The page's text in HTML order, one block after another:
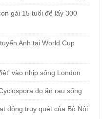
gái 15 tuổi để lấy 300
Anh tại World Cup
vào nhịp sống London
do ăn rau sống
động truy quét của Bộ Nội